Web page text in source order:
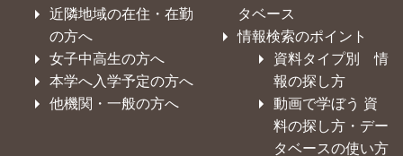
近隣地域の在住・在勤
の方へ
女子中高生の方へ
本学へ入学予定の方へ
他機関・一般の方へ
タベース
情報検索のポイント
資料タイプ別 情
報の探し方
動画で学ぼう 資
料の探し方・デー
タベースの使い方